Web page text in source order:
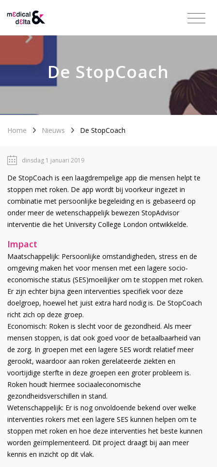
De StopCoach
Home Nieuws De StopCoach
dinsdag 1 januari 2019
De StopCoach is een laagdrempelige app die mensen helpt te
stoppen met roken. De app wordt bij voorkeur ingezet in
combinatie met persoonlijke begeleiding en is gebaseerd op
onder meer de wetenschappelijk bewezen StopAdvisor
interventie die het University College London ontwikkelde.
Impact
Maatschappelijk: Persoonlijke omstandigheden, stress en de
omgeving maken het voor mensen met een lagere socio-
economische status (SES)moeilijker om te stoppen met roken.
Er zijn echter bijna geen interventies specifiek voor deze
doelgroep, hoewel het juist extra hard nodig is. De StopCoach
richt zich op deze groep.
Economisch: Roken is slecht voor de gezondheid. Als meer
mensen stoppen, is dat ook goed voor de betaalbaarheid van
de zorg. In groepen met een lagere SES wordt relatief meer
gerookt, waardoor aan roken gerelateerde ziekten en
voortijdige sterfte in deze groepen een groter probleem is.
Roken houdt hiermee sociaaleconomische
gezondheidsverschillen in stand.
Wetenschappelijk: Er is nog onvoldoende bekend over welke
interventies rokers met een lagere SES kunnen helpen om te
stoppen met roken en hoe deze interventies het beste kunnen
worden geïmplementeerd. Dit project draagt bij aan meer
kennis en inzicht op dit vlak.